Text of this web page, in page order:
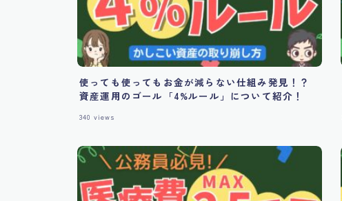
使っても使ってもお金が減らない仕組み発見！？
資産運用のゴール「4%ルール」について紹介！
340 views